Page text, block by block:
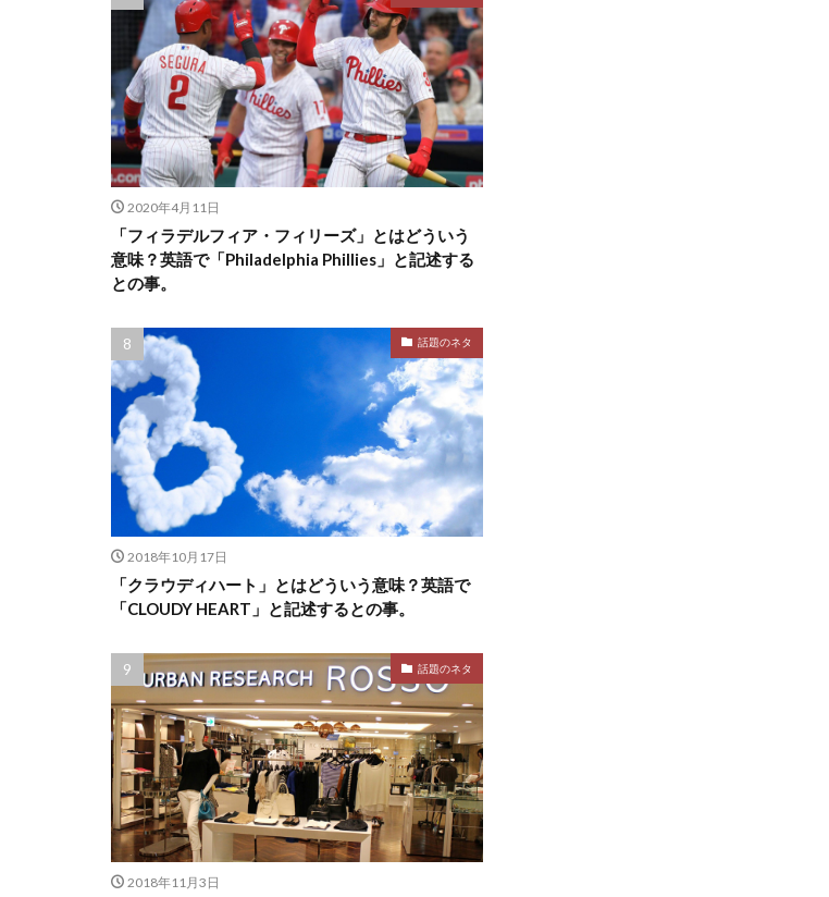
2020年4月11日
「フィラデルフィア・フィリーズ」とはどういう
意味？英語で「Philadelphia Phillies」と記述する
との事。
話題のネタ
2018年10月17日
「クラウディハート」とはどういう意味？英語で
「CLOUDY HEART」と記述するとの事。
話題のネタ
2018年11月3日